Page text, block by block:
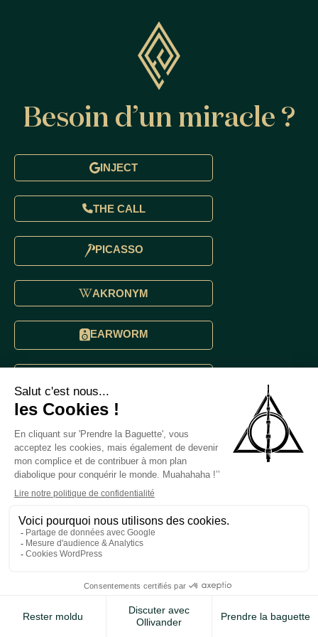
Besoin d’un miracle ?
INJECT
THE CALL
PICASSO
AKRONYM
EARWORM
DELAY 30